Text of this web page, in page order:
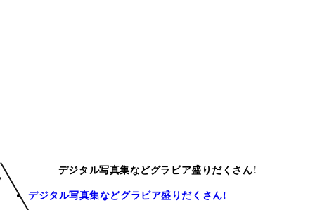
デジタル写真集などグラビア盛りだくさん!
デジタル写真集などグラビア盛りだくさん!